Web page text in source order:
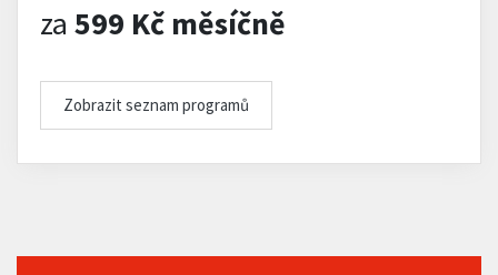
za 599 Kč měsíčně
Zobrazit seznam programů